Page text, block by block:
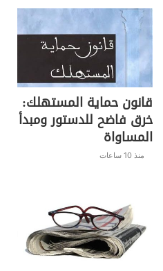
قانون حماية المستهلك:
خرق فاضح للدستور ومبدأ
المساواة
منذ 10 ساعات